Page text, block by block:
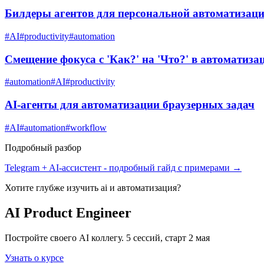
Билдеры агентов для персональной
#AI#productivity#automation
Смещение фокуса с 'Как?' на 'Что?' в
#automation#AI#productivity
AI-агенты для автоматизации браузерных задач
#AI#automation#workflow
Подробный разбор
Telegram + AI-ассистент - подробный гайд с примерами →
Хотите глубже изучить ai и автоматизация?
AI Product Engineer
Постройте своего AI коллегу. 5 сессий, старт 2 мая
Узнать о курсе